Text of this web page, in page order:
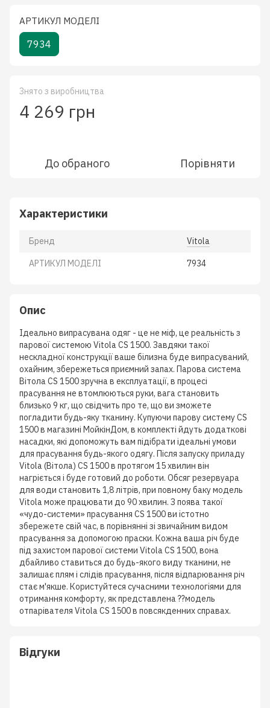
АРТИКУЛ МОДЕЛІ
7934
Знято з виробництва
4 269 грн
До обраного Порівняти
Характеристики
Бренд Vitola
АРТИКУЛ МОДЕЛІ 7934
Опис
Ідеально випрасувана одяг - це не міф, це реальність з
парової системою Vitola CS 1500. Завдяки такої
нескладної конструкції ваше білизна буде випрасуваний,
охайним, збережеться приємний запах. Парова система
Вітола CS 1500 зручна в експлуатації, в процесі
прасування не втомлюються руки, вага становить
близько 9 кг, що свідчить про те, що ви зможете
погладити будь-яку тканину. Купуючи парову систему CS
1500 в магазині МойкінДом, в комплекті йдуть додаткові
насадки, які допоможуть вам підібрати ідеальні умови
для прасування будь-якого одягу. Після запуску приладу
Vitola (Вітола) CS 1500 в протягом 15 хвилин він
нагріється і буде готовий до роботи. Обсяг резервуара
для води становить 1,8 літрів, при повному баку модель
Vitola може працювати до 90 хвилин. З поява такої
«чудо-системи» прасування CS 1500 ви істотно
збережете свій час, в порівнянні зі звичайним видом
прасування за допомогою праски. Кожна ваша річ буде
під захистом парової системи Vitola CS 1500, вона
дбайливо ставиться до будь-якого виду тканини, не
залишає плям і слідів прасування, після відпарювання річ
стає м'якше. Користуйтеся сучасними технологіями для
отримання комфорту, як представлена ??модель
отпарівателя Vitola CS 1500 в повсякденних справах.
Відгуки